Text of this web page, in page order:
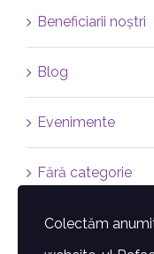
Beneficiarii noștri
Blog
Evenimente
Fără categorie
Featured
Colectăm